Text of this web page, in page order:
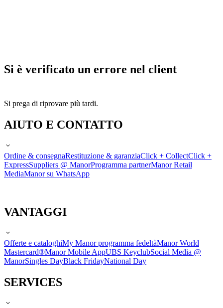
Si è verificato un errore nel client
Si prega di riprovare più tardi.
AIUTO E CONTATTO
Ordine & consegnaRestituzione & garanziaClick + CollectClick +
ExpressSuppliers @ ManorProgramma partnerManor Retail
MediaManor su WhatsApp
VANTAGGI
Offerte e cataloghiMy Manor programma fedeltàManor World
Mastercard®Manor Mobile AppUBS KeyclubSocial Media @
ManorSingles DayBlack FridayNational Day
SERVICES